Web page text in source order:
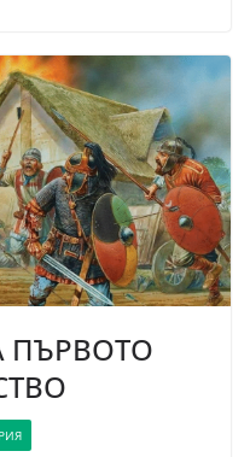
ПЪРВОТО